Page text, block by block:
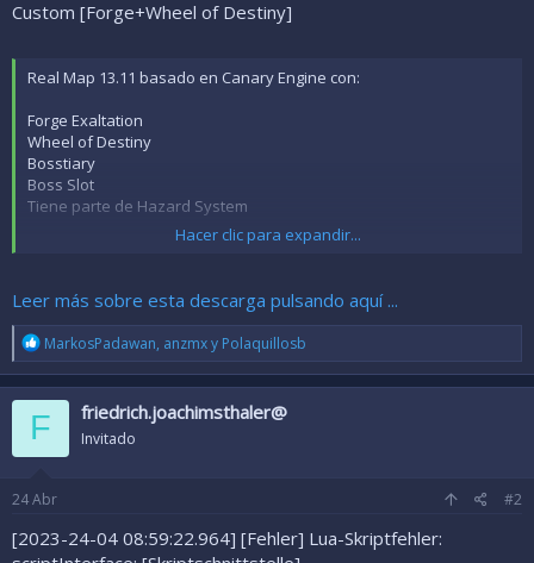
Custom [Forge+Wheel of Destiny]
Real Map 13.11 basado en Canary Engine con:
Forge Exaltation
Wheel of Destiny
Bosstiary
Boss Slot
Tiene parte de Hazard System
terminar )
que una columna dicha es duplicada, no lo tomen en cuenta al
Hacer clic para expandir...
Leer más sobre esta descarga pulsando aquí ...
R
e
a
c
c
i
o
e
:
MarkosPadawan, anzmxy Polaquillosb
F friedrich.joachimsthaler@
Invitado
24Abr #2
[2023-24-04 08:59:22.964] [Fehler] Lua-Skriptfehler: